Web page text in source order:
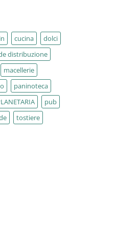
cucina
dolci
distribuzione
macellerie
paninoteca
pub
tostiere